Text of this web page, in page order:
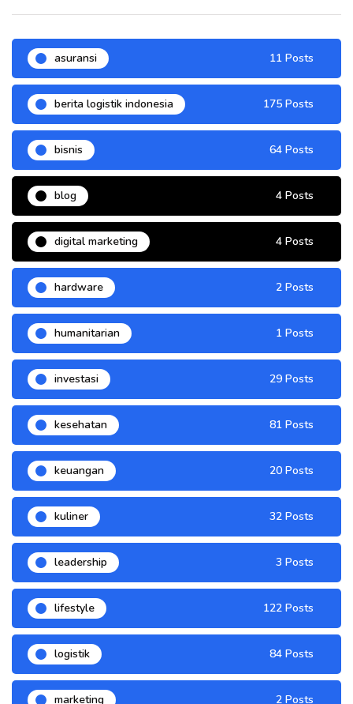
asuransi 11 Posts
berita logistik indonesia 175 Posts
bisnis 64 Posts
blog 4 Posts
digital marketing 4 Posts
hardware 2 Posts
humanitarian 1 Posts
investasi 29 Posts
kesehatan 81 Posts
keuangan 20 Posts
kuliner 32 Posts
leadership 3 Posts
lifestyle 122 Posts
logistik 84 Posts
marketing 2 Posts